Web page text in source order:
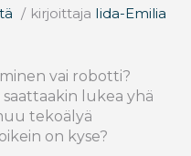
/ kirjoittaja Iida-Emilia
vai robotti?
lukea yhä
tekoälyä
on kyse?